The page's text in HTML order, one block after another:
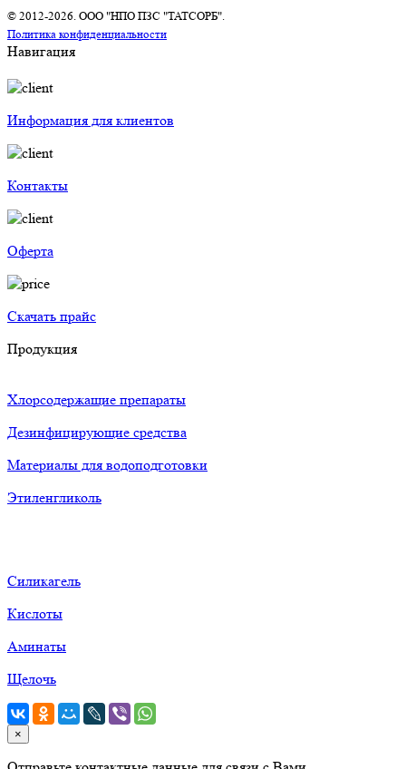
© 2012-2026. ООО "НПО ПЗС "ТАТСОРБ".
Политика конфиденциальности
Навигация
Информация для клиентов
Контакты
Оферта
Скачать прайс
Продукция
Хлорсодержащие препараты
Дезинфицирующие средства
Материалы для водоподготовки
Этиленгликоль
Силикагель
Кислоты
Аминаты
Щелочь
×